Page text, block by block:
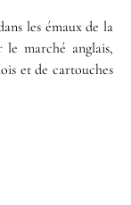
les émaux de la
marché anglais,
et de cartouches